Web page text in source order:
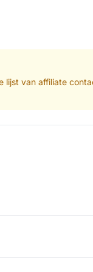
lijst van affiliate